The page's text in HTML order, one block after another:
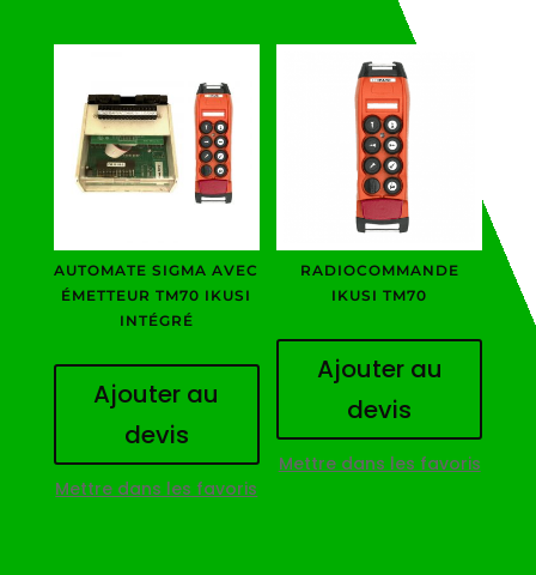
AUTOMATE SIGMA AVEC
ÉMETTEUR TM70 IKUSI
INTÉGRÉ
Ajouter au
devis
Mettre dans les favoris
RADIOCOMMANDE
IKUSI TM70
Ajouter au
devis
Mettre dans les favoris